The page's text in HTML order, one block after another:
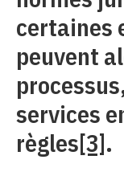
certaines
peuvent
services
règles[3].